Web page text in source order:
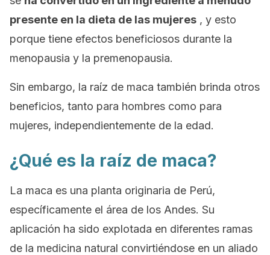
presente en la dieta de las mujeres , y esto
porque tiene efectos beneficiosos durante la
menopausia y la premenopausia.
Sin embargo, la raíz de maca también brinda otros
beneficios, tanto para hombres como para
mujeres, independientemente de la edad.
¿Qué es la raíz de maca?
La maca es una planta originaria de Perú,
específicamente el área de los Andes. Su
aplicación ha sido explotada en diferentes ramas
de la medicina natural convirtiéndose en un aliado